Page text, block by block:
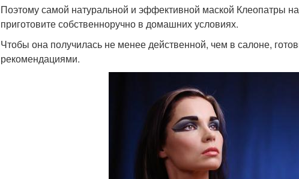
Поэтому самой натуральной и эффективной маской Клеопатры
приготовите собственноручно в домашних условиях.
Чтобы она получилась не менее действенной, чем в салоне,
рекомендациями.